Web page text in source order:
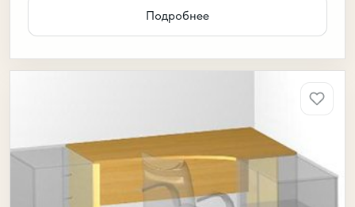
Подробнее